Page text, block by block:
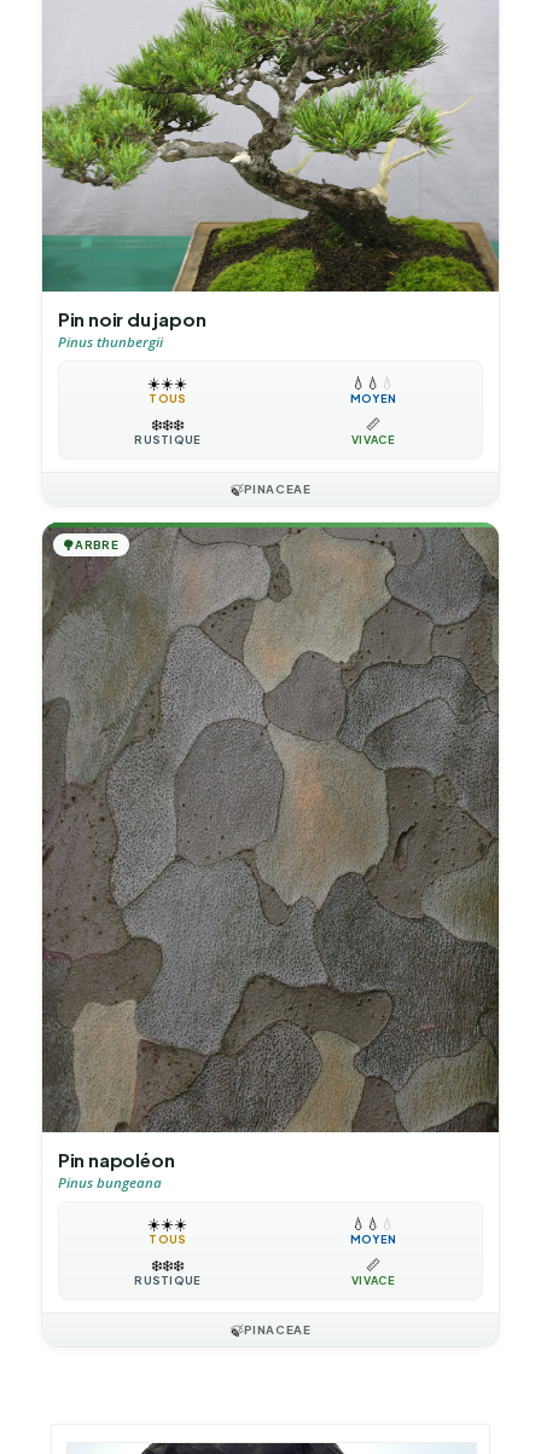
Pin noir du japon
Pinus thunbergii
☀️☀️☀️
TOUS
💧 💧 💧
MOYEN
❄️❄️❄️
RUSTIQUE
📏
VIVACE
🍃PINACEAE
🌳ARBRE
Pin napoléon
Pinus bungeana
☀️☀️☀️
TOUS
💧 💧 💧
MOYEN
❄️❄️❄️
RUSTIQUE
📏
VIVACE
🍃PINACEAE